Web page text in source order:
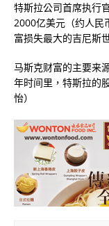
特斯拉公司首席执行
2000亿美元（约人民
富损失最大的吉尼斯
马斯克财富的主要来
年时间里，特斯拉的
怡）